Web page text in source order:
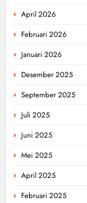
April 2026
Februari 2026
Januari 2026
Desember 2025
September 2025
Juli 2025
Juni 2025
Mei 2025
April 2025
Februari 2025